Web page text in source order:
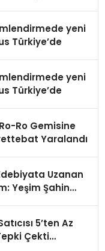
yeni
Türkiye’de
yeni
Türkiye’de
Ro Gemisine
Yaralandı
Uzanan
Yeşim Şahin
5’ten Az
Çekti